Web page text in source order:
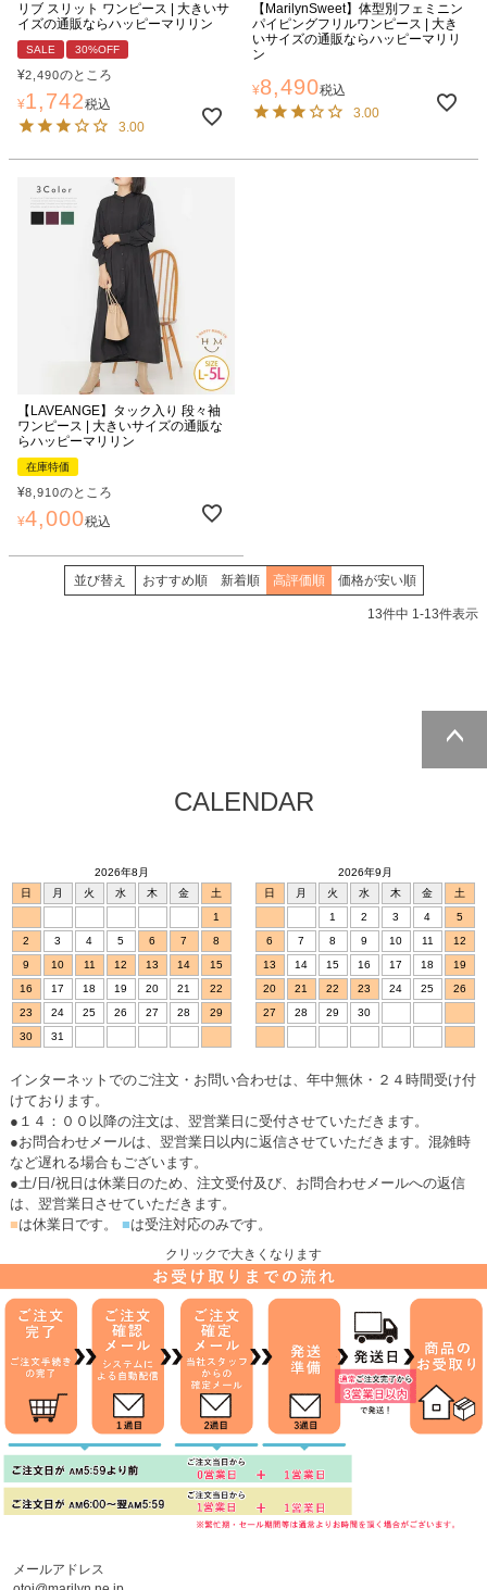
リブ スリット ワンピース | 大きいサ
イズの通販ならハッピーマリリン
SALE 30%OFF
¥2,490のところ
¥1,742税込
3.00
【MarilynSweet】体型別フェミニン
パイピングフリルワンピース | 大き
いサイズの通販ならハッピーマリリ
ン
¥8,490税込
3.00
【LAVEANGE】タック入り 段々袖
ワンピース | 大きいサイズの通販な
らハッピーマリリン
在庫特価
¥8,910のところ
¥4,000税込
並び替え おすすめ順 新着順 高評価順 価格が安い順
13件中 1-13件表示
ページトッ
CALENDAR
2026年8月
日
月 火 水 木 金
土
1
2
3 4 5 6 7
8
9
10 11 12 13 14
15
16
17 18 19 20 21
22
23
24 25 26 27 28
29
30
31
2026年9月
日
月 火 水 木 金
土
1
2 3 4
5
6
7 8 9 10 11
12
13
14 15 16 17 18
19
20
21 22 23 24 25
26
27
28 29 30
インターネットでのご注文・お問い合わせは、年中無休・２４時間受け付
けております。
●１４：００以降の注文は、翌営業日に受付させていただきます。
●お問合わせメールは、翌営業日以内に返信させていただきます。混雑時
など遅れる場合もございます。
●土/日/祝日は休業日のため、注文受付及び、お問合わせメールへの返信
は、翌営業日させていただきます。
■は休業日です。 ■は受注対応のみです。
クリックで大きくなります
メールアドレス